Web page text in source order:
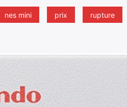
nes mini prix rupture